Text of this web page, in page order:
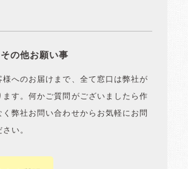
の他お願い事
様へのお届けまで、全て窓口は弊社が
ます。何かご質問がございましたら作
く弊社お問い合わせからお気軽にお問
い。